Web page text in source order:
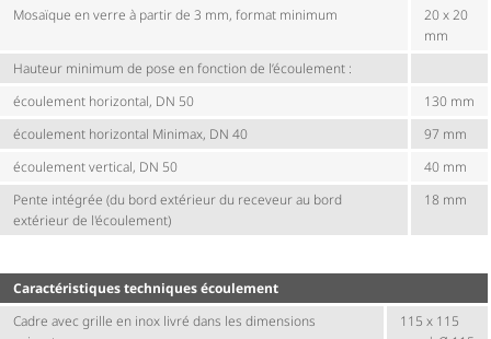
Mosaïque en verre à partir de 3 mm, format minimum
20 x 20
mm
Hauteur minimum de pose en fonction de l’écoulement :
écoulement horizontal, DN 50
130 mm
écoulement horizontal Minimax, DN 40
97 mm
écoulement vertical, DN 50
40 mm
Pente intégrée (du bord extérieur du receveur au bord
extérieur de l'écoulement)
18 mm
Carac­té­ris­tiques techniques écoulement
Cadre avec grille en inox livré dans les dimensions
115 x 115